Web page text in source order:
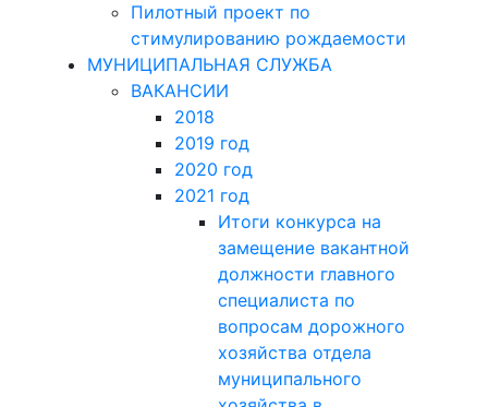
Пилотный проект по
стимулированию рождаемости
МУНИЦИПАЛЬНАЯ СЛУЖБА
ВАКАНСИИ
2018
2019 год
2020 год
2021 год
Итоги конкурса на
замещение вакантной
должности главного
специалиста по
вопросам дорожного
хозяйства отдела
муниципального